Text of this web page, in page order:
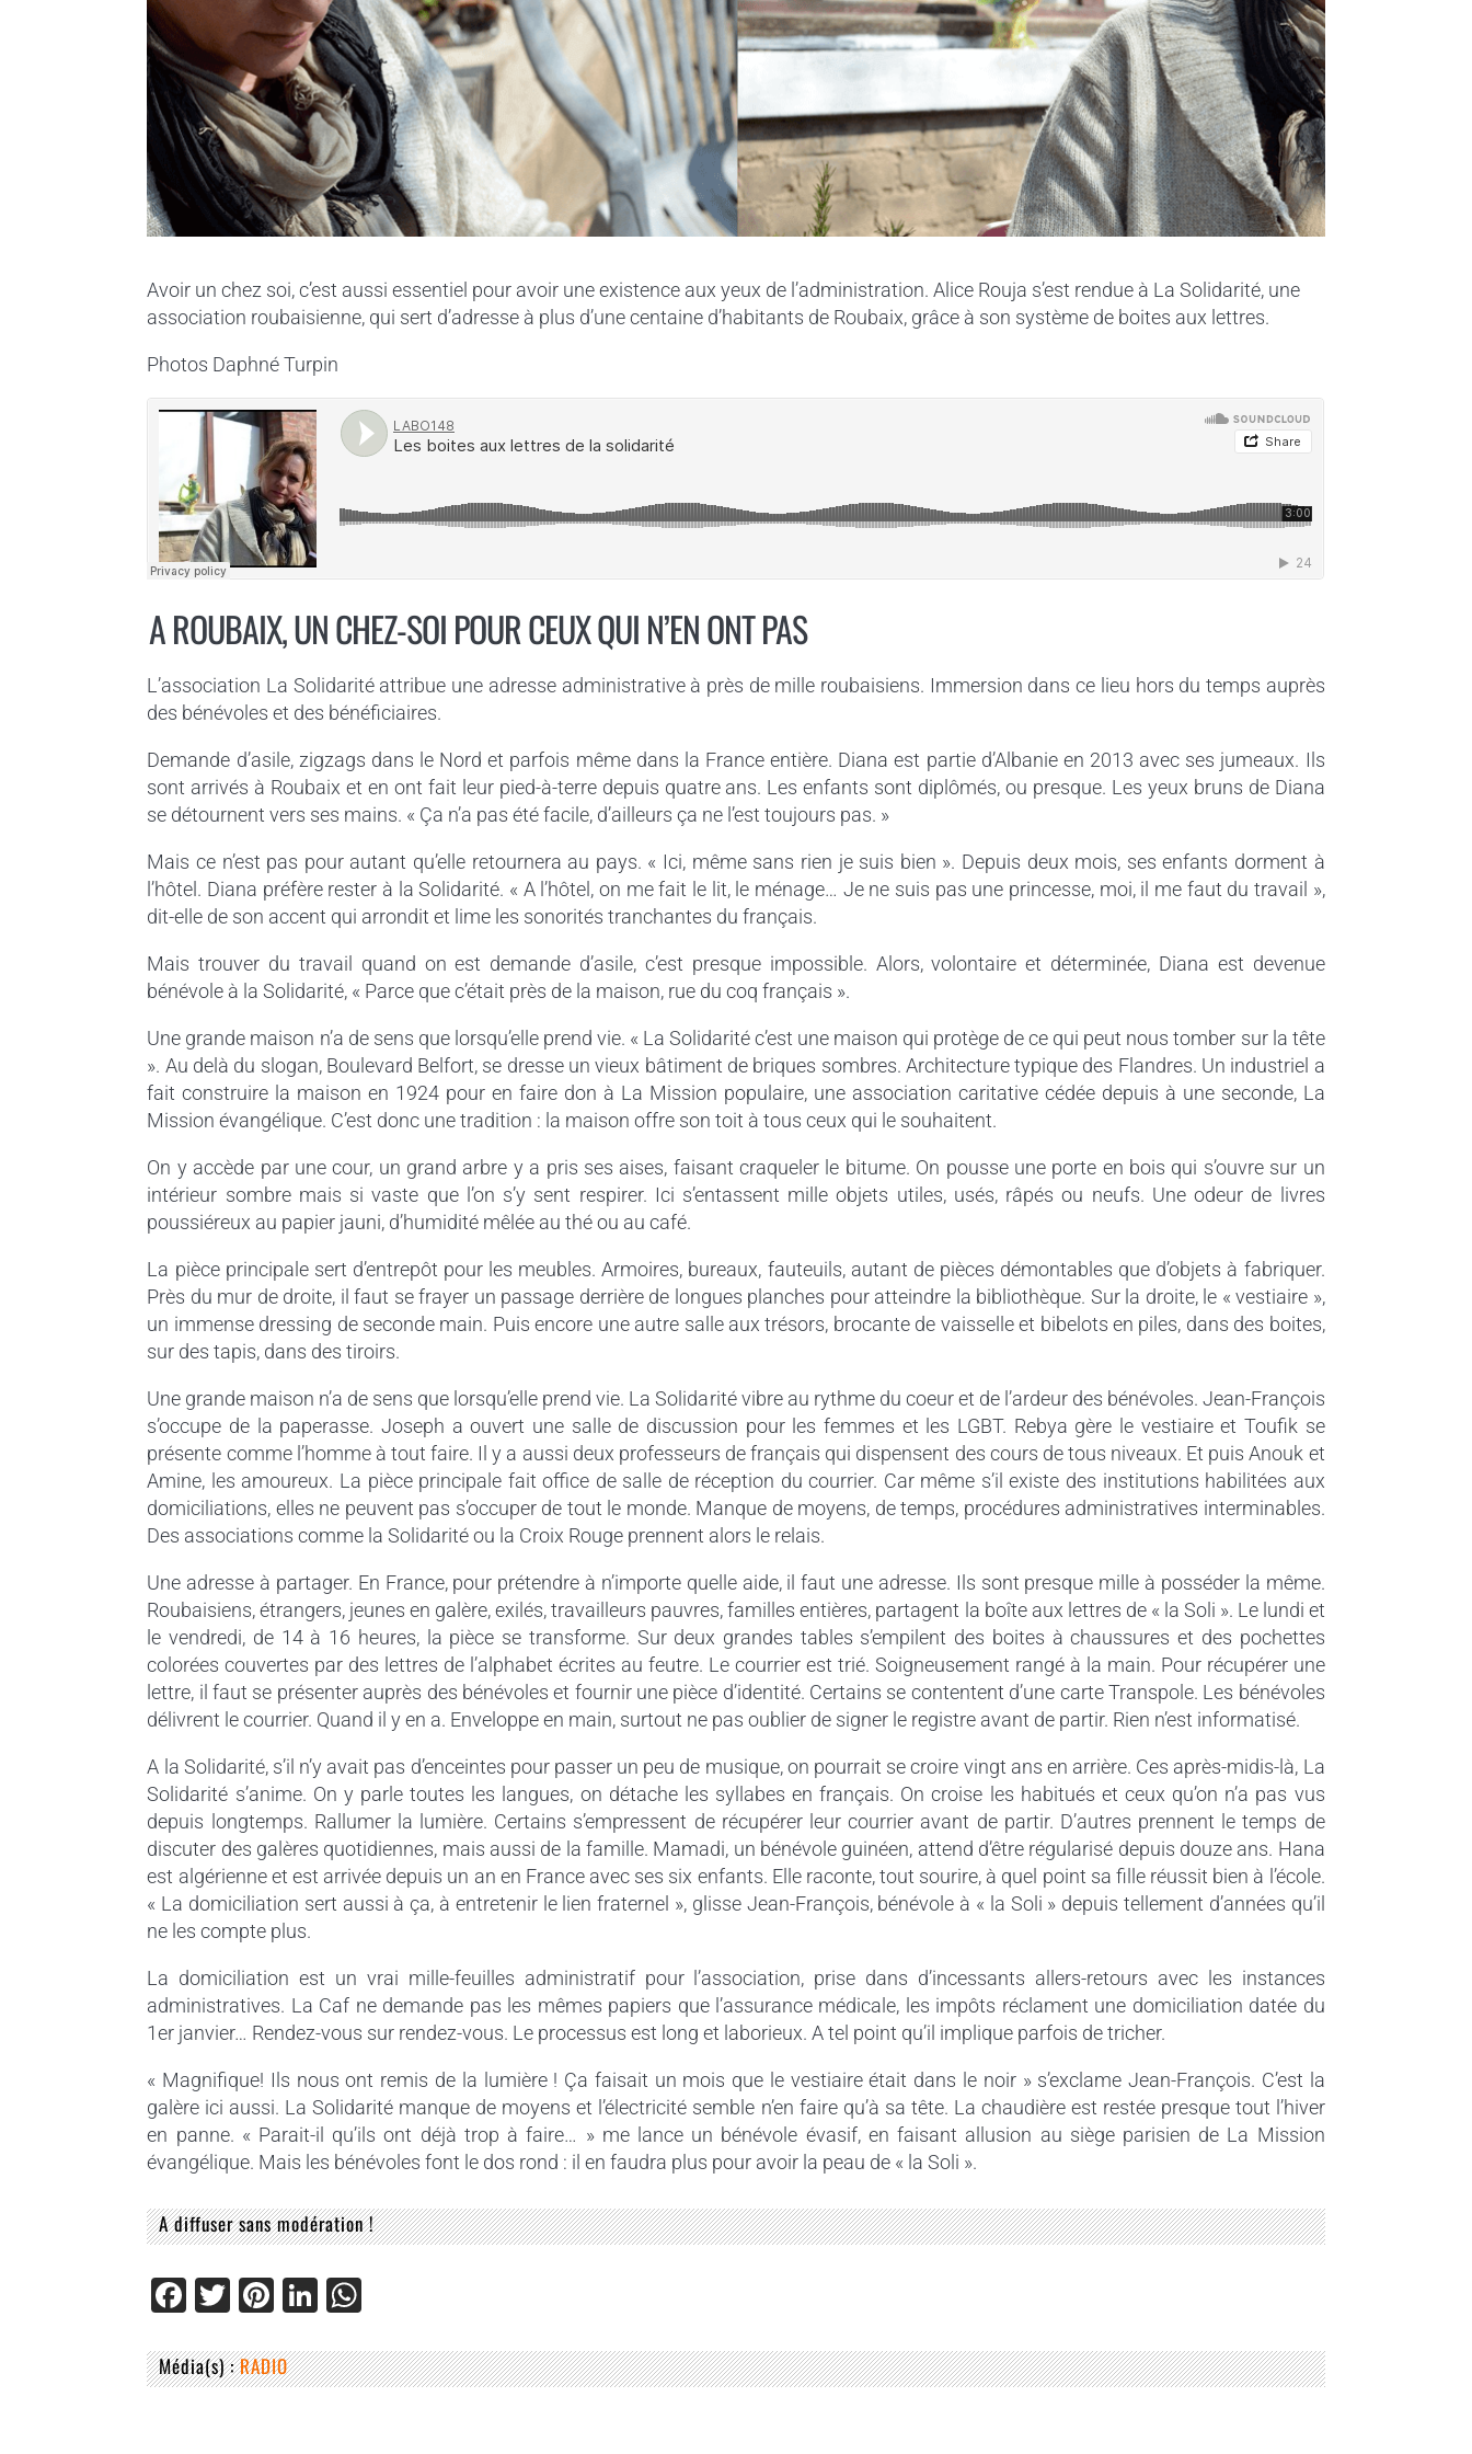
Avoir un chez soi, c’est aussi essentiel pour avoir une existence aux yeux de l’administration. Alice Rouja s’est rendue à La Solidarité, une
association roubaisienne, qui sert d’adresse à plus d’une centaine d’habitants de Roubaix, grâce à son système de boites aux lettres.
Photos Daphné Turpin
A ROUBAIX, UN CHEZ-SOI POUR CEUX QUI N’EN ONT PAS
L’association La Solidarité attribue une adresse administrative à près de mille roubaisiens. Immersion dans ce lieu hors du temps auprès
des bénévoles et des bénéficiaires.
Demande d’asile, zigzags dans le Nord et parfois même dans la France entière. Diana est partie d’Albanie en 2013 avec ses jumeaux. Ils
sont arrivés à Roubaix et en ont fait leur pied-à-terre depuis quatre ans. Les enfants sont diplômés, ou presque. Les yeux bruns de Diana
se détournent vers ses mains. « Ça n’a pas été facile, d’ailleurs ça ne l’est toujours pas. »
Mais ce n’est pas pour autant qu’elle retournera au pays. « Ici, même sans rien je suis bien ». Depuis deux mois, ses enfants dorment à
l’hôtel. Diana préfère rester à la Solidarité. « A l’hôtel, on me fait le lit, le ménage… Je ne suis pas une princesse, moi, il me faut du travail »,
dit-elle de son accent qui arrondit et lime les sonorités tranchantes du français.
Mais trouver du travail quand on est demande d’asile, c’est presque impossible. Alors, volontaire et déterminée, Diana est devenue
bénévole à la Solidarité, « Parce que c’était près de la maison, rue du coq français ».
Une grande maison n’a de sens que lorsqu’elle prend vie. « La Solidarité c’est une maison qui protège de ce qui peut nous tomber sur la tête
». Au delà du slogan, Boulevard Belfort, se dresse un vieux bâtiment de briques sombres. Architecture typique des Flandres. Un industriel a
fait construire la maison en 1924 pour en faire don à La Mission populaire, une association caritative cédée depuis à une seconde, La
Mission évangélique. C’est donc une tradition : la maison offre son toit à tous ceux qui le souhaitent.
On y accède par une cour, un grand arbre y a pris ses aises, faisant craqueler le bitume. On pousse une porte en bois qui s’ouvre sur un
intérieur sombre mais si vaste que l’on s’y sent respirer. Ici s’entassent mille objets utiles, usés, râpés ou neufs. Une odeur de livres
poussiéreux au papier jauni, d’humidité mêlée au thé ou au café.
La pièce principale sert d’entrepôt pour les meubles. Armoires, bureaux, fauteuils, autant de pièces démontables que d’objets à fabriquer.
Près du mur de droite, il faut se frayer un passage derrière de longues planches pour atteindre la bibliothèque. Sur la droite, le « vestiaire »,
un immense dressing de seconde main. Puis encore une autre salle aux trésors, brocante de vaisselle et bibelots en piles, dans des boites,
sur des tapis, dans des tiroirs.
Une grande maison n’a de sens que lorsqu’elle prend vie. La Solidarité vibre au rythme du coeur et de l’ardeur des bénévoles. Jean-François
s’occupe de la paperasse. Joseph a ouvert une salle de discussion pour les femmes et les LGBT. Rebya gère le vestiaire et Toufik se
présente comme l’homme à tout faire. Il y a aussi deux professeurs de français qui dispensent des cours de tous niveaux. Et puis Anouk et
Amine, les amoureux. La pièce principale fait office de salle de réception du courrier. Car même s’il existe des institutions habilitées aux
domiciliations, elles ne peuvent pas s’occuper de tout le monde. Manque de moyens, de temps, procédures administratives interminables.
Des associations comme la Solidarité ou la Croix Rouge prennent alors le relais.
Une adresse à partager. En France, pour prétendre à n’importe quelle aide, il faut une adresse. Ils sont presque mille à posséder la même.
Roubaisiens, étrangers, jeunes en galère, exilés, travailleurs pauvres, familles entières, partagent la boîte aux lettres de « la Soli ». Le lundi et
le vendredi, de 14 à 16 heures, la pièce se transforme. Sur deux grandes tables s’empilent des boites à chaussures et des pochettes
colorées couvertes par des lettres de l’alphabet écrites au feutre. Le courrier est trié. Soigneusement rangé à la main. Pour récupérer une
lettre, il faut se présenter auprès des bénévoles et fournir une pièce d’identité. Certains se contentent d’une carte Transpole. Les bénévoles
délivrent le courrier. Quand il y en a. Enveloppe en main, surtout ne pas oublier de signer le registre avant de partir. Rien n’est informatisé.
A la Solidarité, s’il n’y avait pas d’enceintes pour passer un peu de musique, on pourrait se croire vingt ans en arrière. Ces après-midis-là, La
Solidarité s’anime. On y parle toutes les langues, on détache les syllabes en français. On croise les habitués et ceux qu’on n’a pas vus
depuis longtemps. Rallumer la lumière. Certains s’empressent de récupérer leur courrier avant de partir. D’autres prennent le temps de
discuter des galères quotidiennes, mais aussi de la famille. Mamadi, un bénévole guinéen, attend d’être régularisé depuis douze ans. Hana
est algérienne et est arrivée depuis un an en France avec ses six enfants. Elle raconte, tout sourire, à quel point sa fille réussit bien à l’école.
« La domiciliation sert aussi à ça, à entretenir le lien fraternel », glisse Jean-François, bénévole à « la Soli » depuis tellement d’années qu’il
ne les compte plus.
La domiciliation est un vrai mille-feuilles administratif pour l’association, prise dans d’incessants allers-retours avec les instances
administratives. La Caf ne demande pas les mêmes papiers que l’assurance médicale, les impôts réclament une domiciliation datée du
1er janvier… Rendez-vous sur rendez-vous. Le processus est long et laborieux. A tel point qu’il implique parfois de tricher.
« Magnifique! Ils nous ont remis de la lumière ! Ça faisait un mois que le vestiaire était dans le noir » s’exclame Jean-François. C’est la
galère ici aussi. La Solidarité manque de moyens et l’électricité semble n’en faire qu’à sa tête. La chaudière est restée presque tout l’hiver
en panne. « Parait-il qu’ils ont déjà trop à faire… » me lance un bénévole évasif, en faisant allusion au siège parisien de La Mission
évangélique. Mais les bénévoles font le dos rond : il en faudra plus pour avoir la peau de « la Soli ».
A diffuser sans modération !
F
c
e
T
tt
er
Pi
er
e
Li
k
e
at
s
Média(s) :RADIO